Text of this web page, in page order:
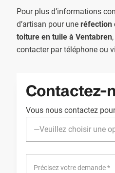
Pour plus d’informations
d’artisan pour une réfection
toiture en tuile à Ventabren
contacter par téléphone ou
Contactez-
Vous nous contactez